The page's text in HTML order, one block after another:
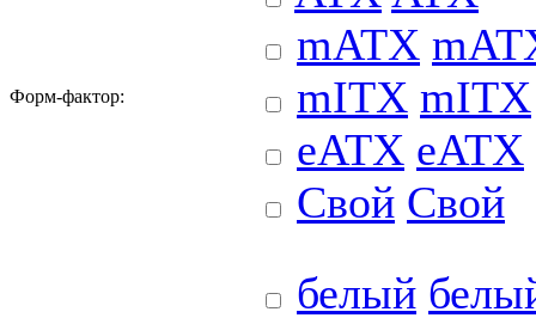
Форм-фактор:
mATX
mITX mITX
eATX eATX
Свой Свой
белый